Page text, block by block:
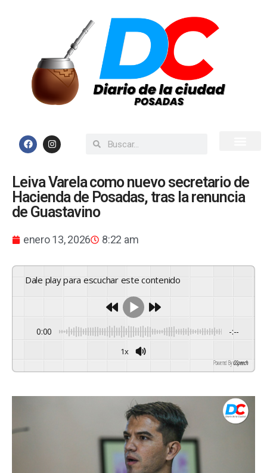
Leiva Varela como nuevo secretario de
Hacienda de Posadas, tras la renuncia
de Guastavino
enero 13, 2026 8:22 am
Dale play para escuchar este contenido
0:00 -:--
1x
Powered By GSpeech